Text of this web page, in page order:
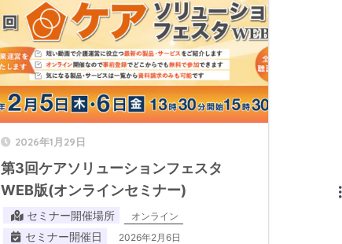
2026年1月29日
第3回ケアソリューションフェスタ
WEB版(オンラインセミナー)
セミナー開催場所 オンライン
セミナー開催日 2026年2月6日